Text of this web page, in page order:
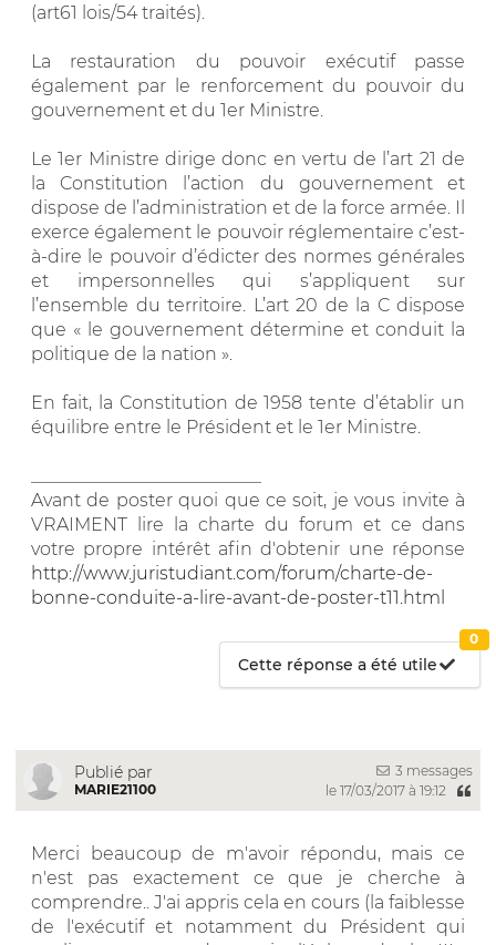
(art61 lois/54 traités).
La restauration du pouvoir exécutif passe
également par le renforcement du pouvoir du
gouvernement et du 1er Ministre.
Le 1er Ministre dirige donc en vertu de l’art 21 de
la Constitution l’action du gouvernement et
dispose de l’administration et de la force armée. Il
exerce également le pouvoir réglementaire c’est-
à-dire le pouvoir d’édicter des normes générales
et impersonnelles qui s’appliquent sur
l’ensemble du territoire. L’art 20 de la C dispose
que « le gouvernement détermine et conduit la
politique de la nation ».
En fait, la Constitution de 1958 tente d’établir un
équilibre entre le Président et le 1er Ministre.
Avant de poster quoi que ce soit, je vous invite à
VRAIMENT lire la charte du forum et ce dans
votre propre intérêt afin d'obtenir une réponse
http://www.juristudiant.com/forum/charte-de-
bonne-conduite-a-lire-avant-de-poster-t11.html
Cette réponse a été utile
0
Publié par
MARIE21100
3 messages
le 17/03/2017 à 19:12
Merci beaucoup de m'avoir répondu, mais ce
n'est pas exactement ce que je cherche à
comprendre.. J'ai appris cela en cours (la faiblesse
de l'exécutif et notamment du Président qui